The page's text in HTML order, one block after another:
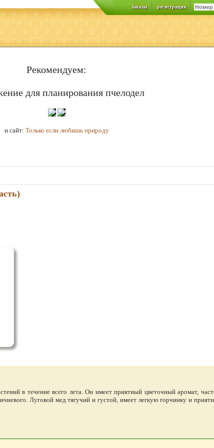
Заказы регистрация
Рекомендуем:
для планирования пчелодел
и сайт: Только если любишь природу
в течение всего лета. Он имеет приятный цветочный аромат,
Луговой мед тягучий и густой, имеет легкую горчинку и